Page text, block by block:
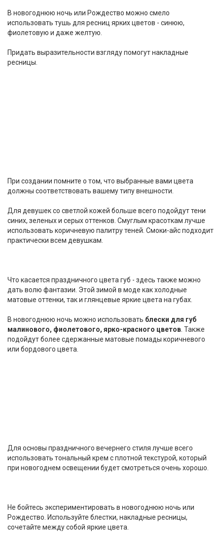
В новогоднюю ночь или Рождество можно смело
использовать тушь для ресниц ярких цветов - синюю,
фиолетовую и даже желтую.
Придать выразительности взгляду помогут накладные
ресницы.
При создании помните о том, что выбранные вами цвета
должны соответствовать вашему типу внешности.
Для девушек со светлой кожей больше всего подойдут тени
синих, зеленых и серых оттенков. Смуглым красоткам лучше
использовать коричневую палитру теней. Смоки-айс подходит
практически всем девушкам.
Что касается праздничного цвета губ - здесь также можно
дать волю фантазии. Этой зимой в моде как холодные
матовые оттенки, так и глянцевые яркие цвета на губах.
В новогоднюю ночь можно использовать блески для губ
малинового, фиолетового, ярко-красного цветов . Также
подойдут более сдержанные матовые помады коричневого
или бордового цвета.
Для основы праздничного вечернего стиля лучше всего
использовать тональный крем с плотной текстурой, который
при новогоднем освещении будет смотреться очень хорошо.
Не бойтесь экспериментировать в новогоднюю ночь или
Рождество. Используйте блестки, накладные ресницы,
сочетайте между собой яркие цвета.